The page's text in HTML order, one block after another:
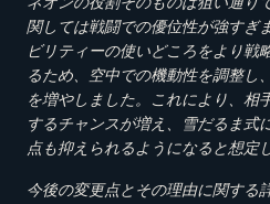
関しては戦闘での優位性が強すぎ
ビリティーの使いどころをより戦
るため、空中での機動性を調整し
を増やしました。これにより、相
するチャンスが増え、雪だるま式
点も抑えられるようになると想定
今後の変更点とその理由に関する